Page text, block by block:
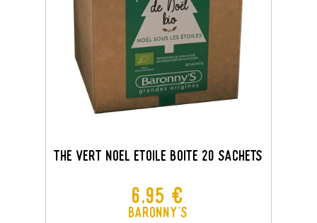
THE VERT NOEL ETOILE BOITE 20 SACHETS
Prix
6,95 €
Baronny's